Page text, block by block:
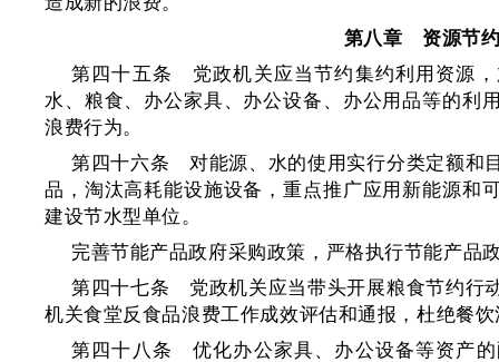
第八章 资源节
第四十五条 党政机关应当节约集约利用资源
水、粮食、办公家具、办公设备、办公用品等的利
浪费行为。
第四十六条 对能源、水的使用实行分类定额和
品，淘汰高耗能设施设备，重点推广应用新能源和
建设节水型单位。
完善节能产品政府采购政策，严格执行节能产品
第四十七条 党政机关应当带头开展粮食节约行
机关食堂反食品浪费工作成效评估和通报，杜绝餐
第四十八条 优化办公家具、办公设备等资产